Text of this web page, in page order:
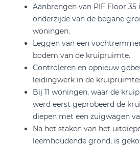
Aanbrengen van PIF Floor
onderzijde van de begane
woningen.
Leggen van een
bodem van de kruipruimte.
Controleren en opnieuw
leidingwerk in de
Bij 11 woningen, waar de
werd eerst geprobeerd de
diepen met een zuigwagen
Na het staken van het
leemhoudende grond, is